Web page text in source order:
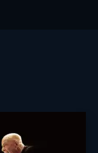
キャリー・ヘルナンデス